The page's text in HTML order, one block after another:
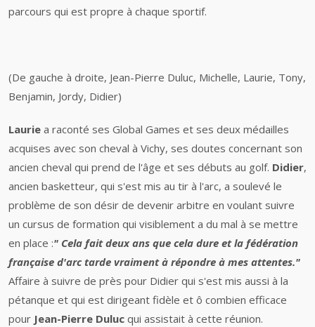
parcours qui est propre à chaque sportif.
(De gauche à droite, Jean-Pierre Duluc, Michelle, Laurie, Tony,
Benjamin, Jordy, Didier)
Laurie a raconté ses Global Games et ses deux médailles
acquises avec son cheval à Vichy, ses doutes concernant son
ancien cheval qui prend de l'âge et ses débuts au golf. Didier,
ancien basketteur, qui s'est mis au tir à l'arc, a soulevé le
problème de son désir de devenir arbitre en voulant suivre
un cursus de formation qui visiblement a du mal à se mettre
en place :" Cela fait deux ans que cela dure et la fédération
française d'arc tarde vraiment à répondre à mes attentes."
Affaire à suivre de près pour Didier qui s'est mis aussi à la
pétanque et qui est dirigeant fidèle et ô combien efficace
pour Jean-Pierre Duluc qui assistait à cette réunion.